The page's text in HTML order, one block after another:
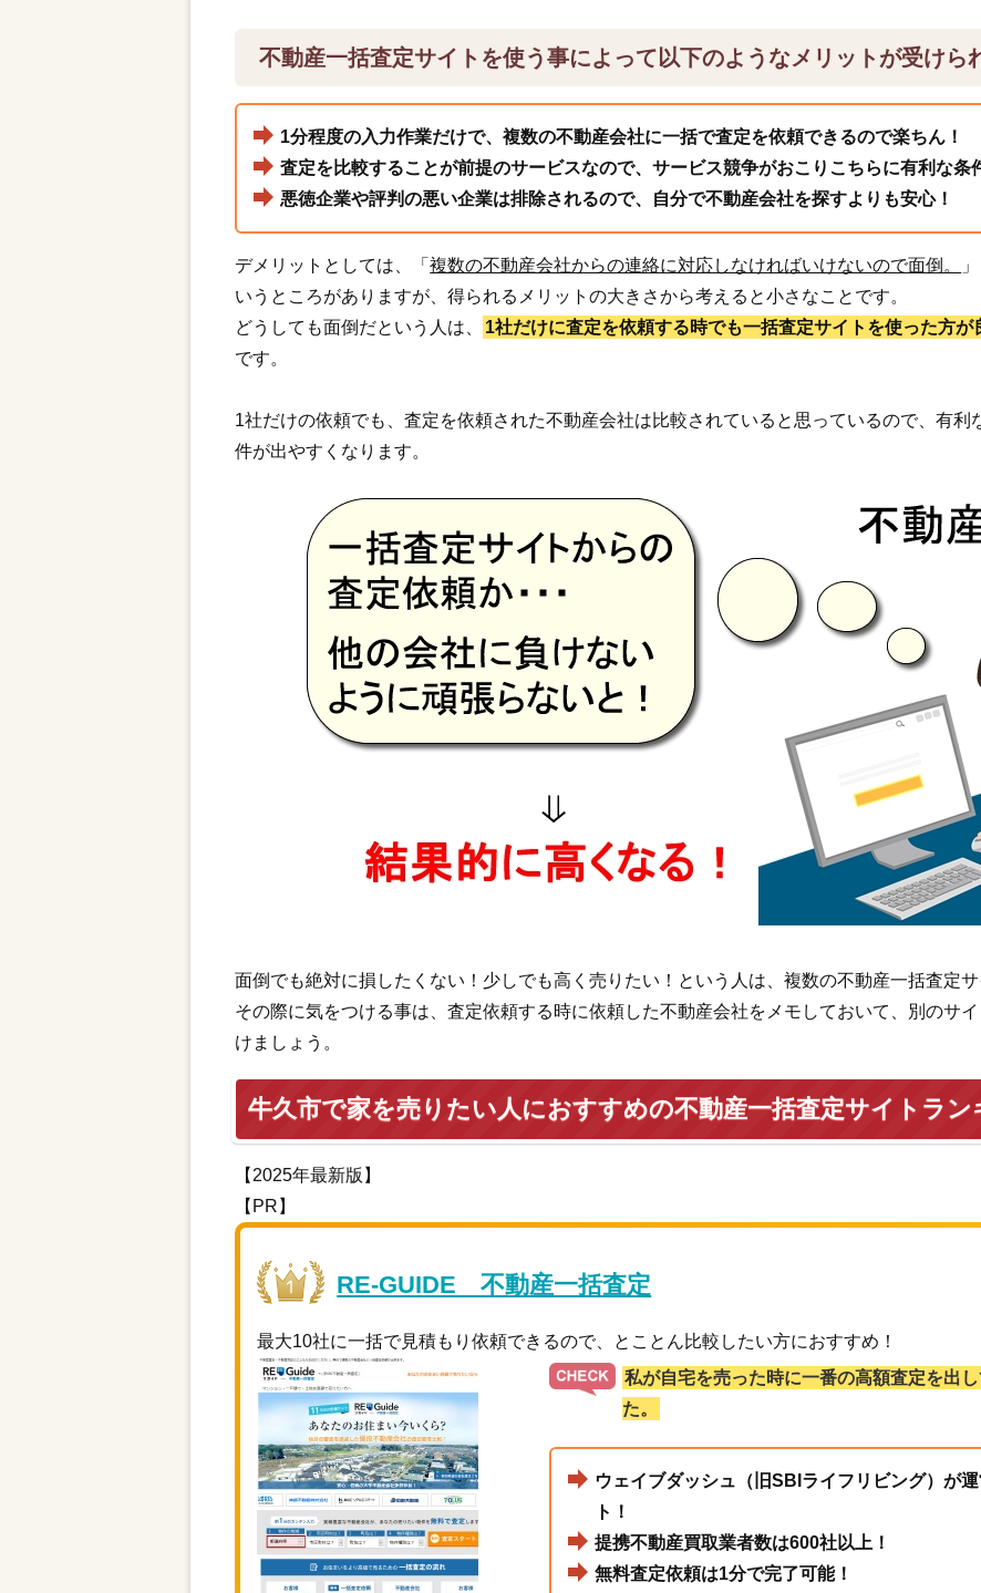
不動産一括査定サイトを使う事によって以下のようなメリットが受けら
1分程度の入力作業だけで、複数の不動産会社に一括で査定を依頼できるので楽ちん！
査定を比較することが前提のサービスなので、サービス競争がおこりこちらに有利な条
悪徳企業や評判の悪い企業は排除されるので、自分で不動産会社を探すよりも安心！
デメリットとしては、「複数の不動産会社からの連絡に対応しなければいけないので面倒。
いうところがありますが、得られるメリットの大きさから考えると小さなことです。
どうしても面倒だという人は、
1社だけに査定を依頼する時でも一括査定サイトを使った方が
です。
1社だけの依頼でも、査定を依頼された不動産会社は比較されていると思っているので、有利
件が出やすくなります。
面倒でも絶対に損したくない！少しでも高く売りたい！という人は、複数の不動産一括査定サ
その際に気をつける事は、査定依頼する時に依頼した不動産会社をメモしておいて、別のサ
けましょう。
牛久市で家を売りたい人におすすめの不動産一括査定サイトラン
【2025年最新版】
【PR】
RE-GUIDE 不動産一括査定
最大10社に一括で見積もり依頼できるので、とことん比較したい方におすすめ！
私が自宅を売った時に一番の高額査定を出
た。
ウェイブダッシュ（旧SBIライフリビング）が
ト！
提携不動産買取業者数は600社以上！
無料査定依頼は1分で完了可能！